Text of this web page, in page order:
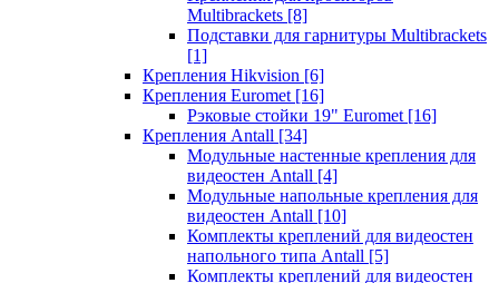
Multibrackets [8]
Подставки для гарнитуры Multibrackets
[1]
Крепления Hikvision [6]
Крепления Euromet [16]
Рэковые стойки 19" Euromet [16]
Крепления Antall [34]
Модульные настенные крепления для
видеостен Antall [4]
Модульные напольные крепления для
видеостен Antall [10]
Комплекты креплений для видеостен
напольного типа Antall [5]
Комплекты креплений для видеостен